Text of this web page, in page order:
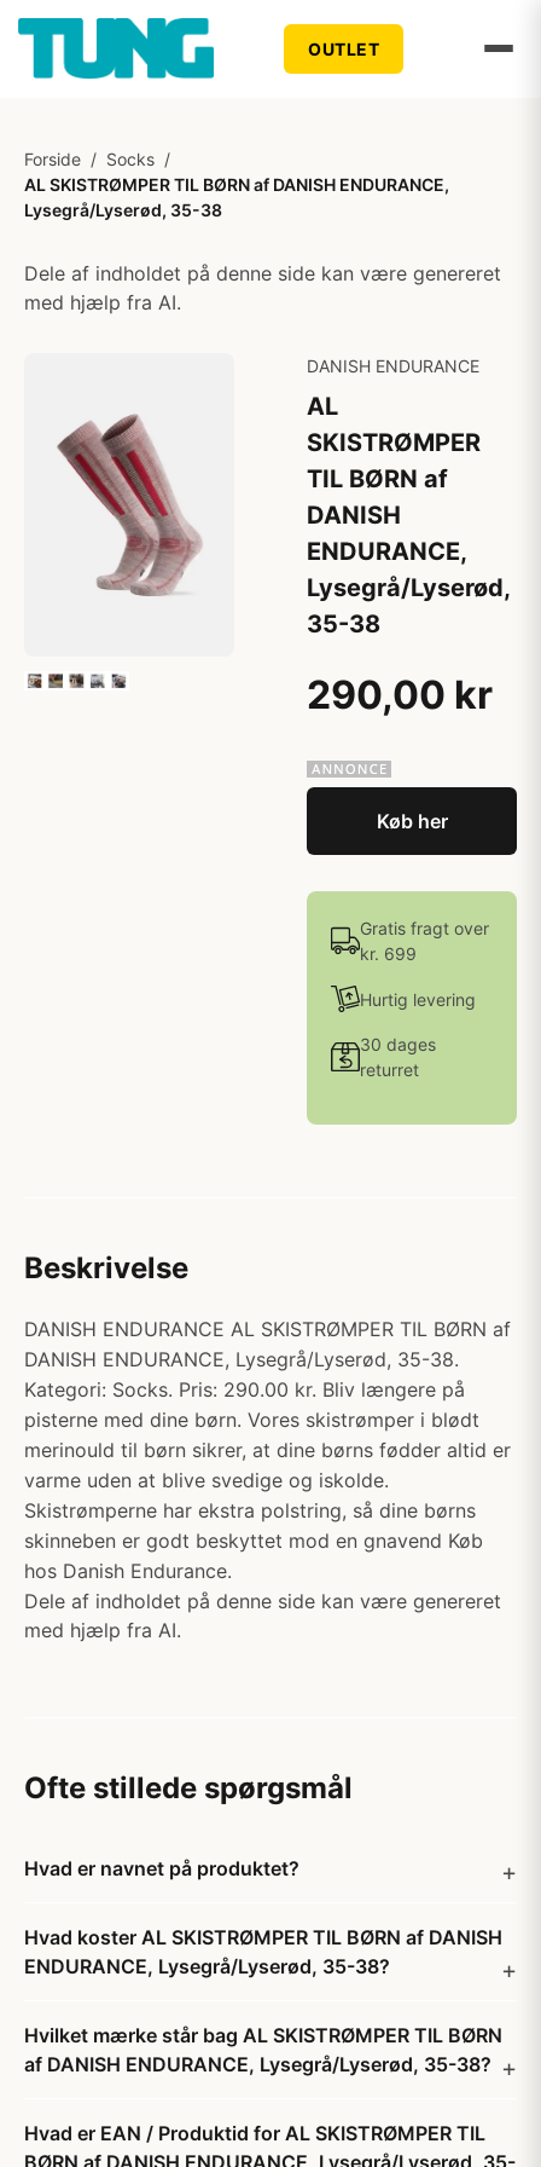
OUTLET
Forside / Socks /
AL SKISTRØMPER TIL BØRN af DANISH ENDURANCE,
Lysegrå/Lyserød, 35-38
Dele af indholdet på denne side kan være genereret
med hjælp fra AI.
DANISH ENDURANCE
AL
SKISTRØMPER
TIL BØRN af
DANISH
ENDURANCE,
Lysegrå/Lyserød,
35-38
290,00 kr
Køb her
Gratis fragt over
kr. 699
Hurtig levering
30 dages
returret
Beskrivelse
DANISH ENDURANCE AL SKISTRØMPER TIL BØRN af
DANISH ENDURANCE, Lysegrå/Lyserød, 35-38.
Kategori: Socks. Pris: 290.00 kr. Bliv længere på
pisterne med dine børn. Vores skistrømper i blødt
merinould til børn sikrer, at dine børns fødder altid er
varme uden at blive svedige og iskolde.
Skistrømperne har ekstra polstring, så dine børns
skinneben er godt beskyttet mod en gnavend Køb
hos Danish Endurance.
Dele af indholdet på denne side kan være genereret
med hjælp fra AI.
Ofte stillede spørgsmål
Hvad er navnet på produktet?
Hvad koster AL SKISTRØMPER TIL BØRN af DANISH
ENDURANCE, Lysegrå/Lyserød, 35-38?
Hvilket mærke står bag AL SKISTRØMPER TIL BØRN
af DANISH ENDURANCE, Lysegrå/Lyserød, 35-38?
Hvad er EAN / Produktid for AL SKISTRØMPER TIL
BØRN af DANISH ENDURANCE, Lysegrå/Lyserød, 35-